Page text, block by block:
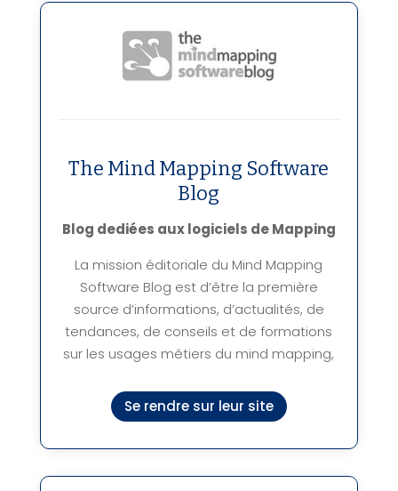
The Mind Mapping Software
Blog
Blog dediées aux logiciels de Mapping
La mission éditoriale du Mind Mapping
Software Blog est d’être la première
source d’informations, d’actualités, de
tendances, de conseils et de formations
sur les usages métiers du mind mapping,
Se rendre sur leur site